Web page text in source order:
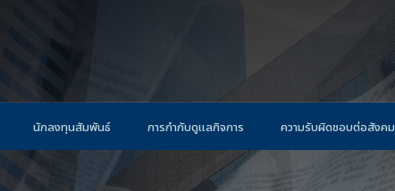
นักลงทุนสัมพันธ์ การกำกับดูแลกิจการ ความรับผิดชอบต่อสังคม